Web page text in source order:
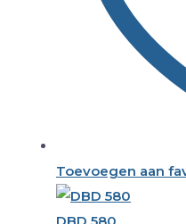
Toevoegen aan
DBD 580